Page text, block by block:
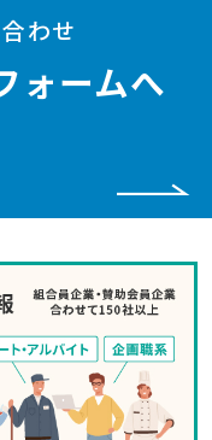
わせ
ォームへ